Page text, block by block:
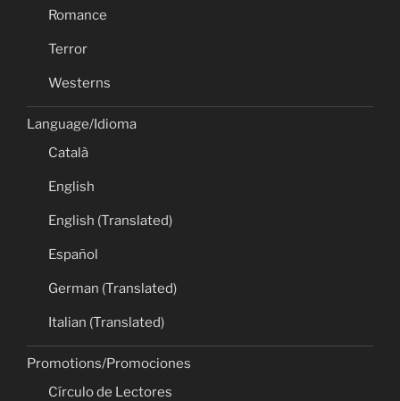
Romance
Terror
Westerns
Language/Idioma
Català
English
English (Translated)
Español
German (Translated)
Italian (Translated)
Promotions/Promociones
Círculo de Lectores